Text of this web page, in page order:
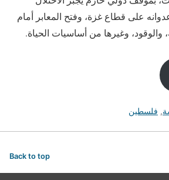
على قطاع غزة، وفتح المعابر أمام
والوقود، وغيرها من أساسيات الحياة.
, فلسطين
Back to top